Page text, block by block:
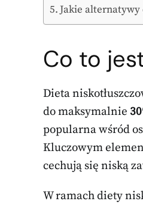
Jakie alternatywy
Co to
Dieta
do maksymalnie
popularna wśród
Kluczowym
cechują się niską
W ramach diety